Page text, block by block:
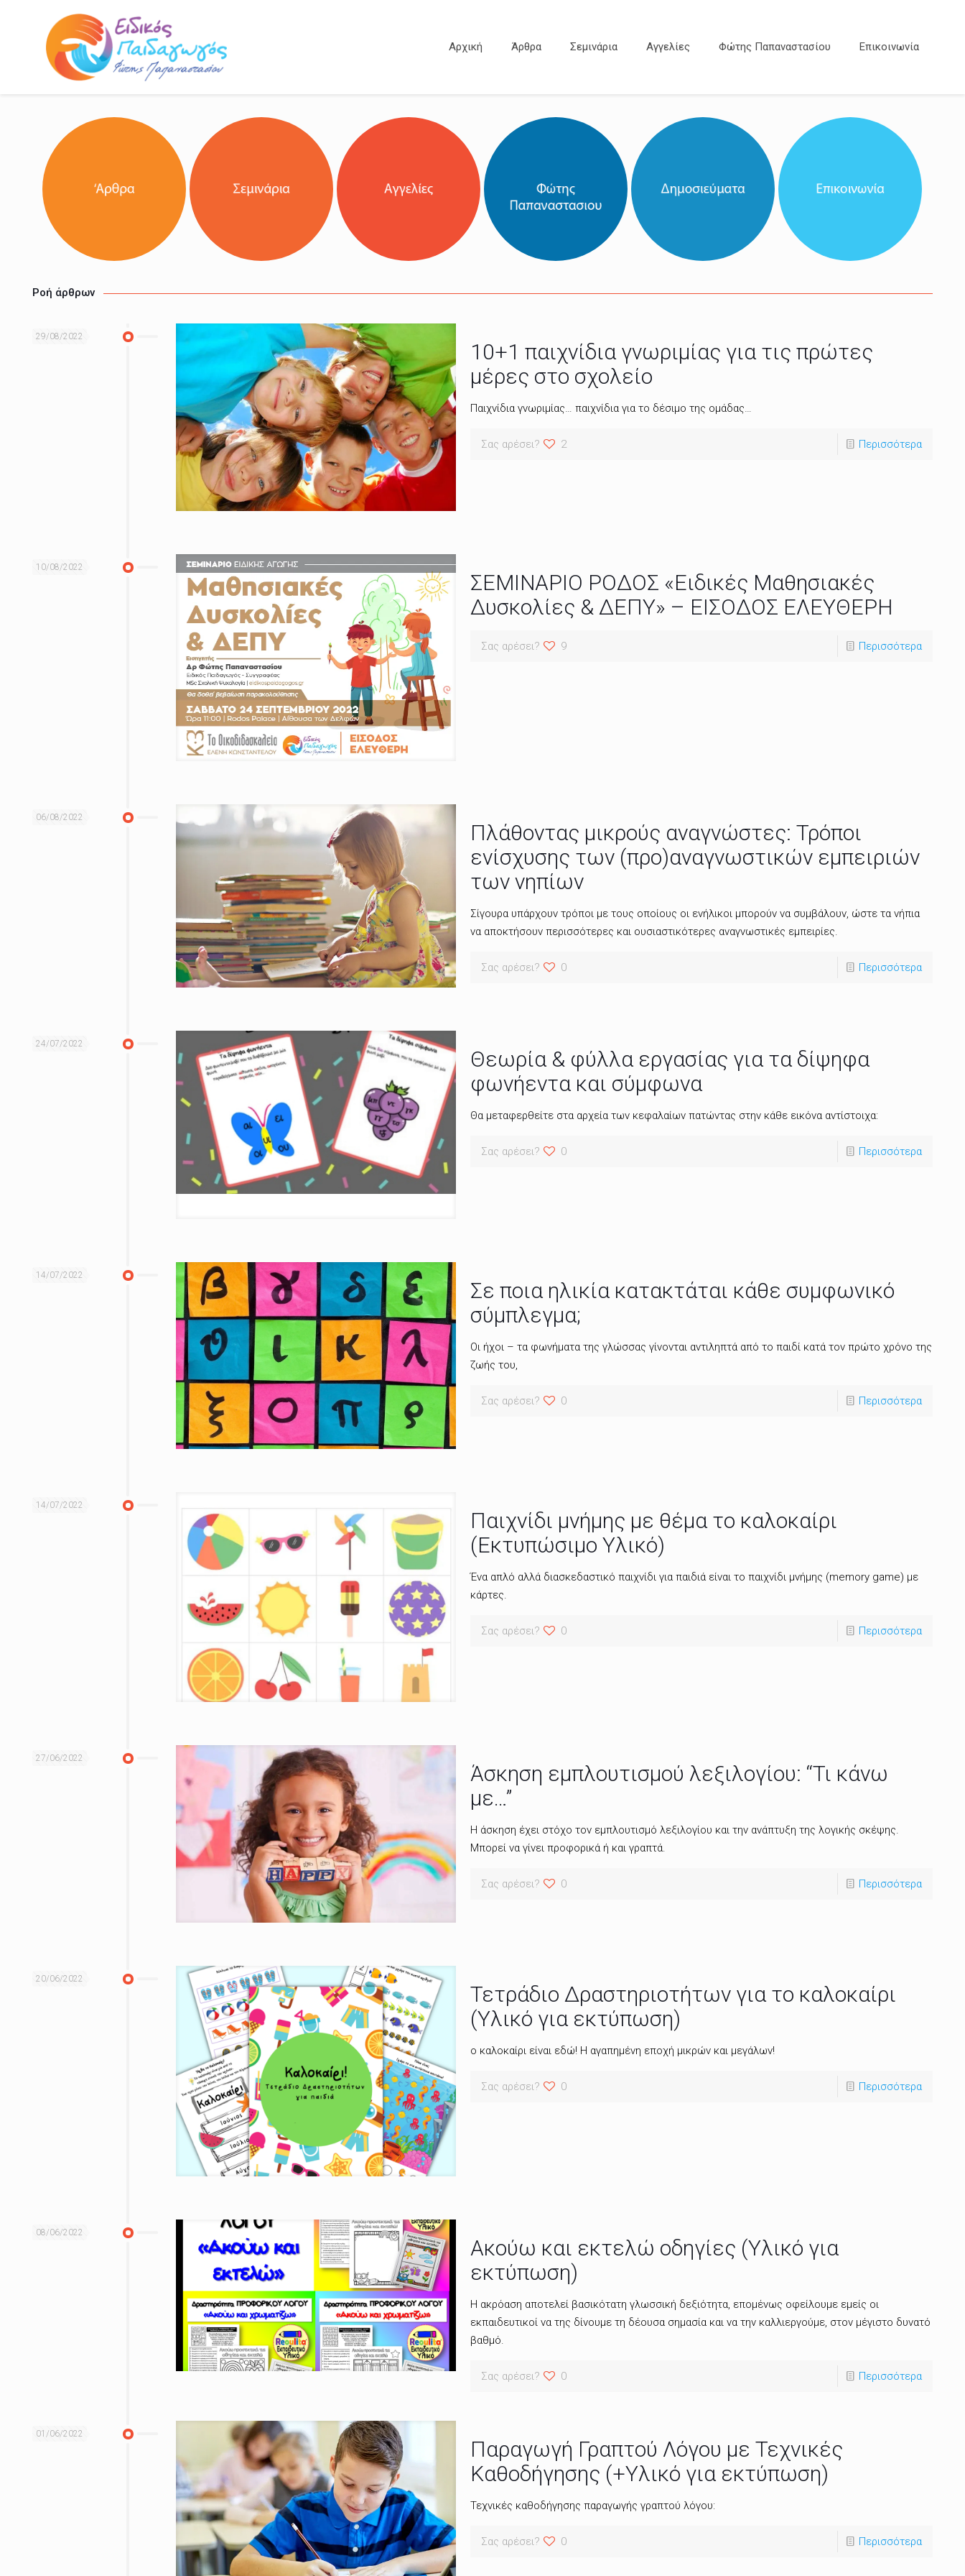
Αρχική Άρθρα Σεμινάρια Αγγελίες Φώτης Παπαναστασίου Επικοινωνία
Ροή άρθρων
29/08/2022
10+1 παιχνίδια γνωριμίας για τις πρώτες
μέρες στο σχολείο
Παιχνίδια γνωριμίας… παιχνίδια για το δέσιμο της ομάδας…
Σας αρέσει? 2 Περισσότερα
10/08/2022
ΣΕΜΙΝΑΡΙΟ ΡΟΔΟΣ «Ειδικές Μαθησιακές
Δυσκολίες & ΔΕΠΥ» – ΕΙΣΟΔΟΣ ΕΛΕΥΘΕΡΗ
Σας αρέσει? 9 Περισσότερα
06/08/2022
Πλάθοντας μικρούς αναγνώστες: Τρόποι
ενίσχυσης των (προ)αναγνωστικών εμπειριών
των νηπίων
Σίγουρα υπάρχουν τρόποι με τους οποίους οι ενήλικοι μπορούν να συμβάλουν, ώστε τα νήπια
να αποκτήσουν περισσότερες και ουσιαστικότερες αναγνωστικές εμπειρίες.
Σας αρέσει? 0 Περισσότερα
24/07/2022
Θεωρία & φύλλα εργασίας για τα δίψηφα
φωνήεντα και σύμφωνα
Θα μεταφερθείτε στα αρχεία των κεφαλαίων πατώντας στην κάθε εικόνα αντίστοιχα:
Σας αρέσει? 0 Περισσότερα
14/07/2022
Σε ποια ηλικία κατακτάται κάθε συμφωνικό
σύμπλεγμα;
Οι ήχοι – τα φωνήματα της γλώσσας γίνονται αντιληπτά από το παιδί κατά τον πρώτο χρόνο της
ζωής του,
Σας αρέσει? 0 Περισσότερα
14/07/2022
Παιχνίδι μνήμης με θέμα το καλοκαίρι
(Εκτυπώσιμο Υλικό)
Ένα απλό αλλά διασκεδαστικό παιχνίδι για παιδιά είναι το παιχνίδι μνήμης (memory game) με
κάρτες.
Σας αρέσει? 0 Περισσότερα
27/06/2022
Άσκηση εμπλουτισμού λεξιλογίου: “Τι κάνω
με…”
Η άσκηση έχει στόχο τον εμπλουτισμό λεξιλογίου και την ανάπτυξη της λογικής σκέψης.
Μπορεί να γίνει προφορικά ή και γραπτά.
Σας αρέσει? 0 Περισσότερα
20/06/2022
Τετράδιο Δραστηριοτήτων για το καλοκαίρι
(Υλικό για εκτύπωση)
ο καλοκαίρι είναι εδώ! Η αγαπημένη εποχή μικρών και μεγάλων!
Σας αρέσει? 0 Περισσότερα
08/06/2022
Ακούω και εκτελώ οδηγίες (Υλικό για
εκτύπωση)
Η ακρόαση αποτελεί βασικότατη γλωσσική δεξιότητα, επομένως οφείλουμε εμείς οι
εκπαιδευτικοί να της δίνουμε τη δέουσα σημασία και να την καλλιεργούμε, στον μέγιστο δυνατό
βαθμό.
Σας αρέσει? 0 Περισσότερα
01/06/2022
Παραγωγή Γραπτού Λόγου με Τεχνικές
Καθοδήγησης (+Υλικό για εκτύπωση)
Τεχνικές καθοδήγησης παραγωγής γραπτού λόγου:
Σας αρέσει? 0 Περισσότερα